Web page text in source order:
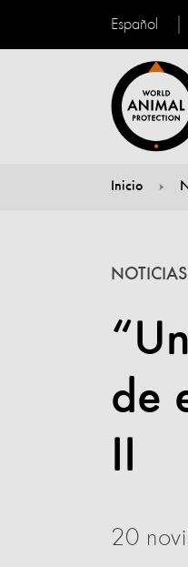
Español
Inicio
de
II
NOTICIAS
20